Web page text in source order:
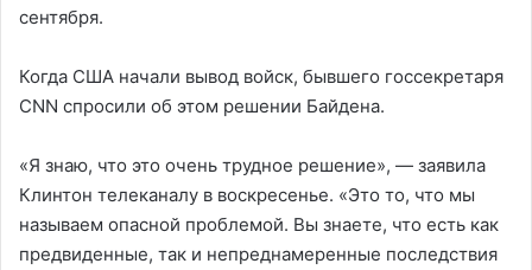
сентября.
Когда США начали вывод войск, бывшего госсекретаря
CNN спросили об этом решении Байдена.
«Я знаю, что это очень трудное решение», — заявила
Клинтон телеканалу в воскресенье. «Это то, что мы
называем опасной проблемой. Вы знаете, что есть как
предвиденные, так и непреднамеренные последствия